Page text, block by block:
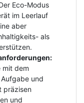
Eco-Modus
im Leerlauf
aber
als
mit dem
und
präzisen
und